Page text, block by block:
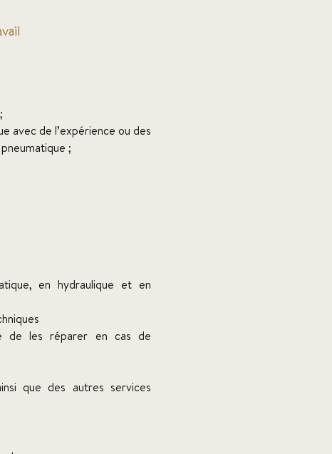
avec de l’expérience ou des
;
en hydraulique et en
de les réparer en cas de
que des autres services